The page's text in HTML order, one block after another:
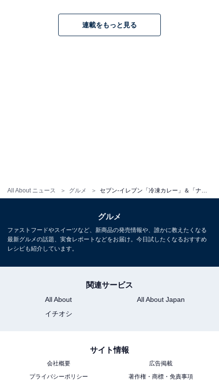
All About ニュース グルメ
これ1つでもお腹がいっぱいになりそうなボリュームで
セブンプレミアム「チーズナン」の栄養成分表示
連載をもっと見る
グルメ
ファストフードやスイーツなど、新商品の発売情報や、誰かに教えたくなる
最新グルメの話題、実食レポートなどをお届け。今日試したくなるおすすめ
レシピも紹介しています。
関連サービス
All About
All About Japan
イチオシ
サイト情報
会社概要
広告掲載
プライバシーポリシー
著作権・商標・免責事項